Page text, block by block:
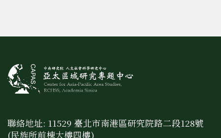
聯絡地址: 11529 臺北市南港區研究院路二段128號
(民族所前棟大樓四樓)